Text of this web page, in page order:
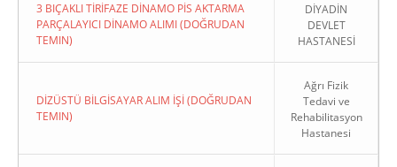
3 BIÇAKLI TİRİFAZE DİNAMO PİS AKTARMA
PARÇALAYICI DİNAMO ALIMI (DOĞRUDAN
TEMIN)
DİYADİN
DEVLET
HASTANESİ
DİZÜSTÜ BİLGİSAYAR ALIM İŞİ (DOĞRUDAN
TEMIN)
Ağrı Fizik
Tedavi ve
Rehabilitasyon
Hastanesi